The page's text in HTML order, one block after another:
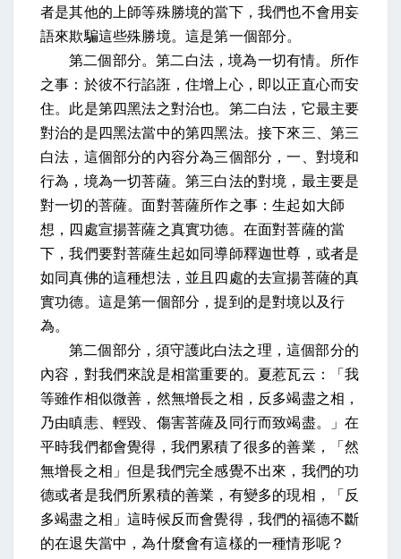
者是其他的上師等殊勝境的當下，我們也不會用妄
語來欺騙這些殊勝境。這是第一個部分。
第二個部分。第二白法，境為一切有情。所作
之事：於彼不行諂誑，住增上心，即以正直心而安
住。此是第四黑法之對治也。第二白法，它最主要
對治的是四黑法當中的第四黑法。接下來三、第三
白法，這個部分的內容分為三個部分，一、對境和
行為，境為一切菩薩。第三白法的對境，最主要是
對一切的菩薩。面對菩薩所作之事：生起如大師
想，四處宣揚菩薩之真實功德。在面對菩薩的當
下，我們要對菩薩生起如同導師釋迦世尊，或者是
如同真佛的這種想法，並且四處的去宣揚菩薩的真
實功德。這是第一個部分，提到的是對境以及行
為。
第二個部分，須守護此白法之理，這個部分的
內容，對我們來說是相當重要的。夏惹瓦云：「我
等雖作相似微善，然無增長之相，反多竭盡之相，
乃由瞋恚、輕毀、傷害菩薩及同行而致竭盡。」在
平時我們都會覺得，我們累積了很多的善業，「然
無增長之相」但是我們完全感覺不出來，我們的功
德或者是我們所累積的善業，有變多的現相，「反
多竭盡之相」這時候反而會覺得，我們的福德不斷
的在退失當中，為什麼會有這樣的一種情形呢？